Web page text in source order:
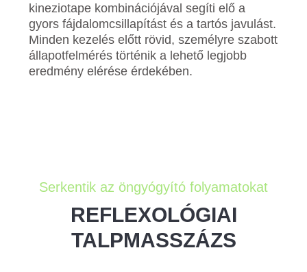
kineziotape kombinációjával segíti elő a
gyors fájdalomcsillapítást és a tartós javulást.
Minden kezelés előtt rövid, személyre szabott
állapotfelmérés történik a lehető legjobb
eredmény elérése érdekében.
Serkentik az öngyógyító folyamatokat
REFLEXOLÓGIAI
TALPMASSZÁZS